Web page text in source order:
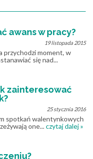
awans w pracy?
19 listopada 2015
przychodzi moment, w
się nad...
zainteresować
25 stycznia 2016
spotkań walentynkowych
one...czytaj dalej »